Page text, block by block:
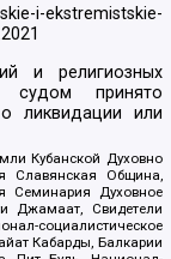
i-ekstremistskie-
и религиозных
судом принято
ликвидации или
Кубанской Духовно
Славянская Община,
Семинария Духовное
Джамаат, Свидетели
социалистическое
Кабарды, Балкарии